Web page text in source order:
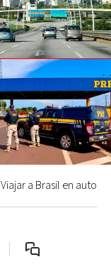
Viajar a Brasil en auto